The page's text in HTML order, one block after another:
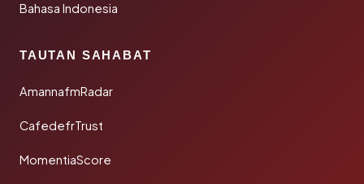
Bahasa Indonesia
TAUTAN SAHABAT
AmannafmRadar
CafedefrTrust
MomentiaScore